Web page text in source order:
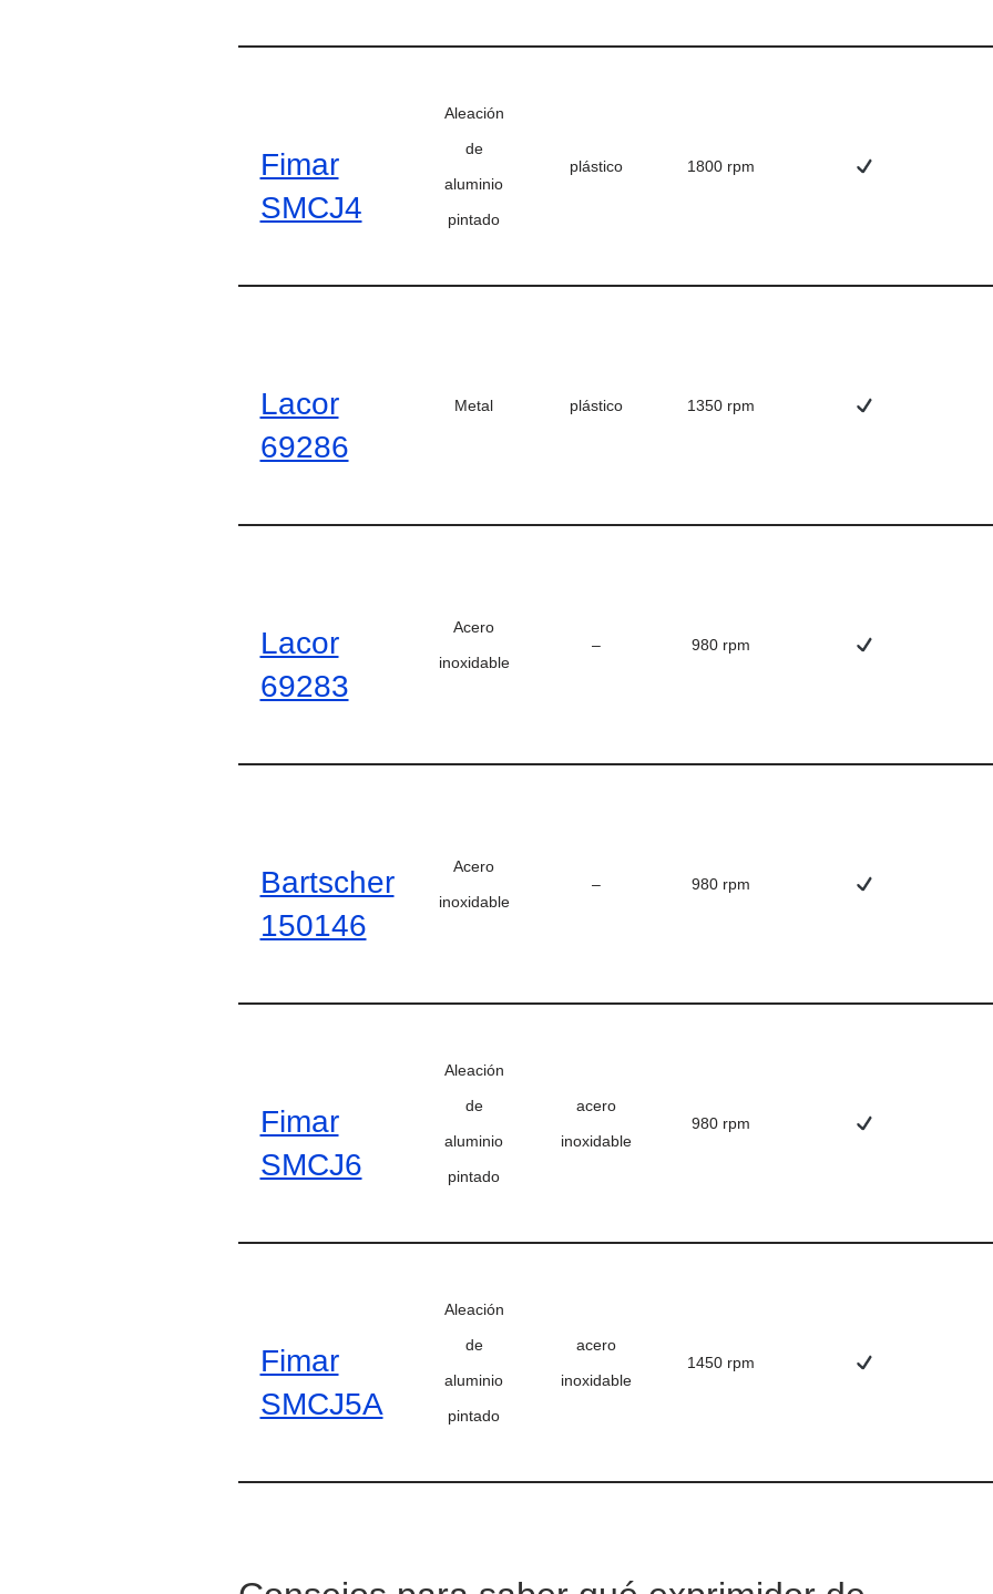
Fimar
SMCJ4
Aleación
de
aluminio
pintado
plástico 1800 rpm
Lacor
69286
Metal plástico 1350 rpm
Lacor
69283
Acero
inoxidable
– 980 rpm
Bartscher
150146
Acero
inoxidable
– 980 rpm
Fimar
SMCJ6
Aleación
de
aluminio
pintado
acero
inoxidable
980 rpm
Fimar
SMCJ5A
Aleación
de
aluminio
pintado
acero
inoxidable
1450 rpm